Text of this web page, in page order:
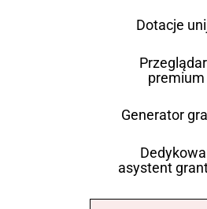
Dotacje
premium
Generator
asystent